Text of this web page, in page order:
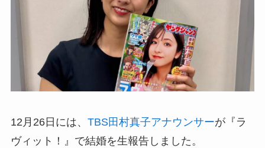
12月26日には、 TBS田村真子アナウンサーが『ラ
ヴィット！』で結婚を生報告しました。